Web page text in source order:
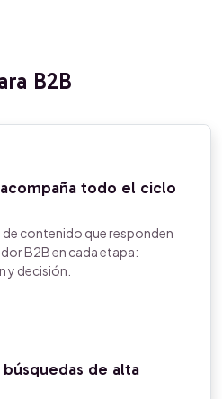
B2B
todo el ciclo
contenido que responden
B2B en cada etapa:
y decisión.
de alta